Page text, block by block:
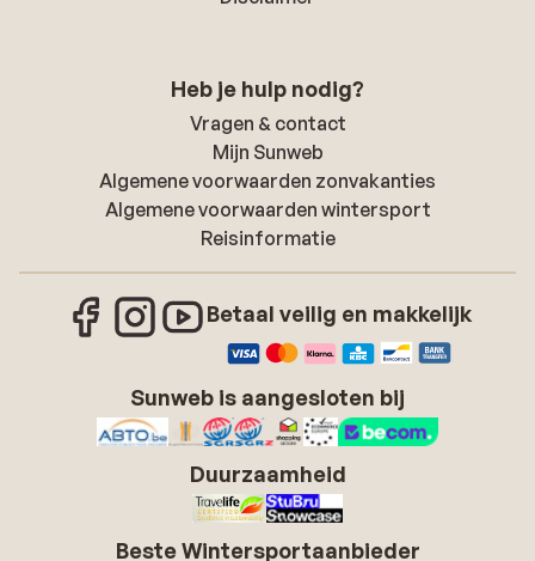
Heb je hulp nodig?
Vragen & contact
Mijn Sunweb
Algemene voorwaarden zonvakanties
Algemene voorwaarden wintersport
Reisinformatie
Betaal veilig en makkelijk
Sunweb is aangesloten bij
Duurzaamheid
Beste Wintersportaanbieder